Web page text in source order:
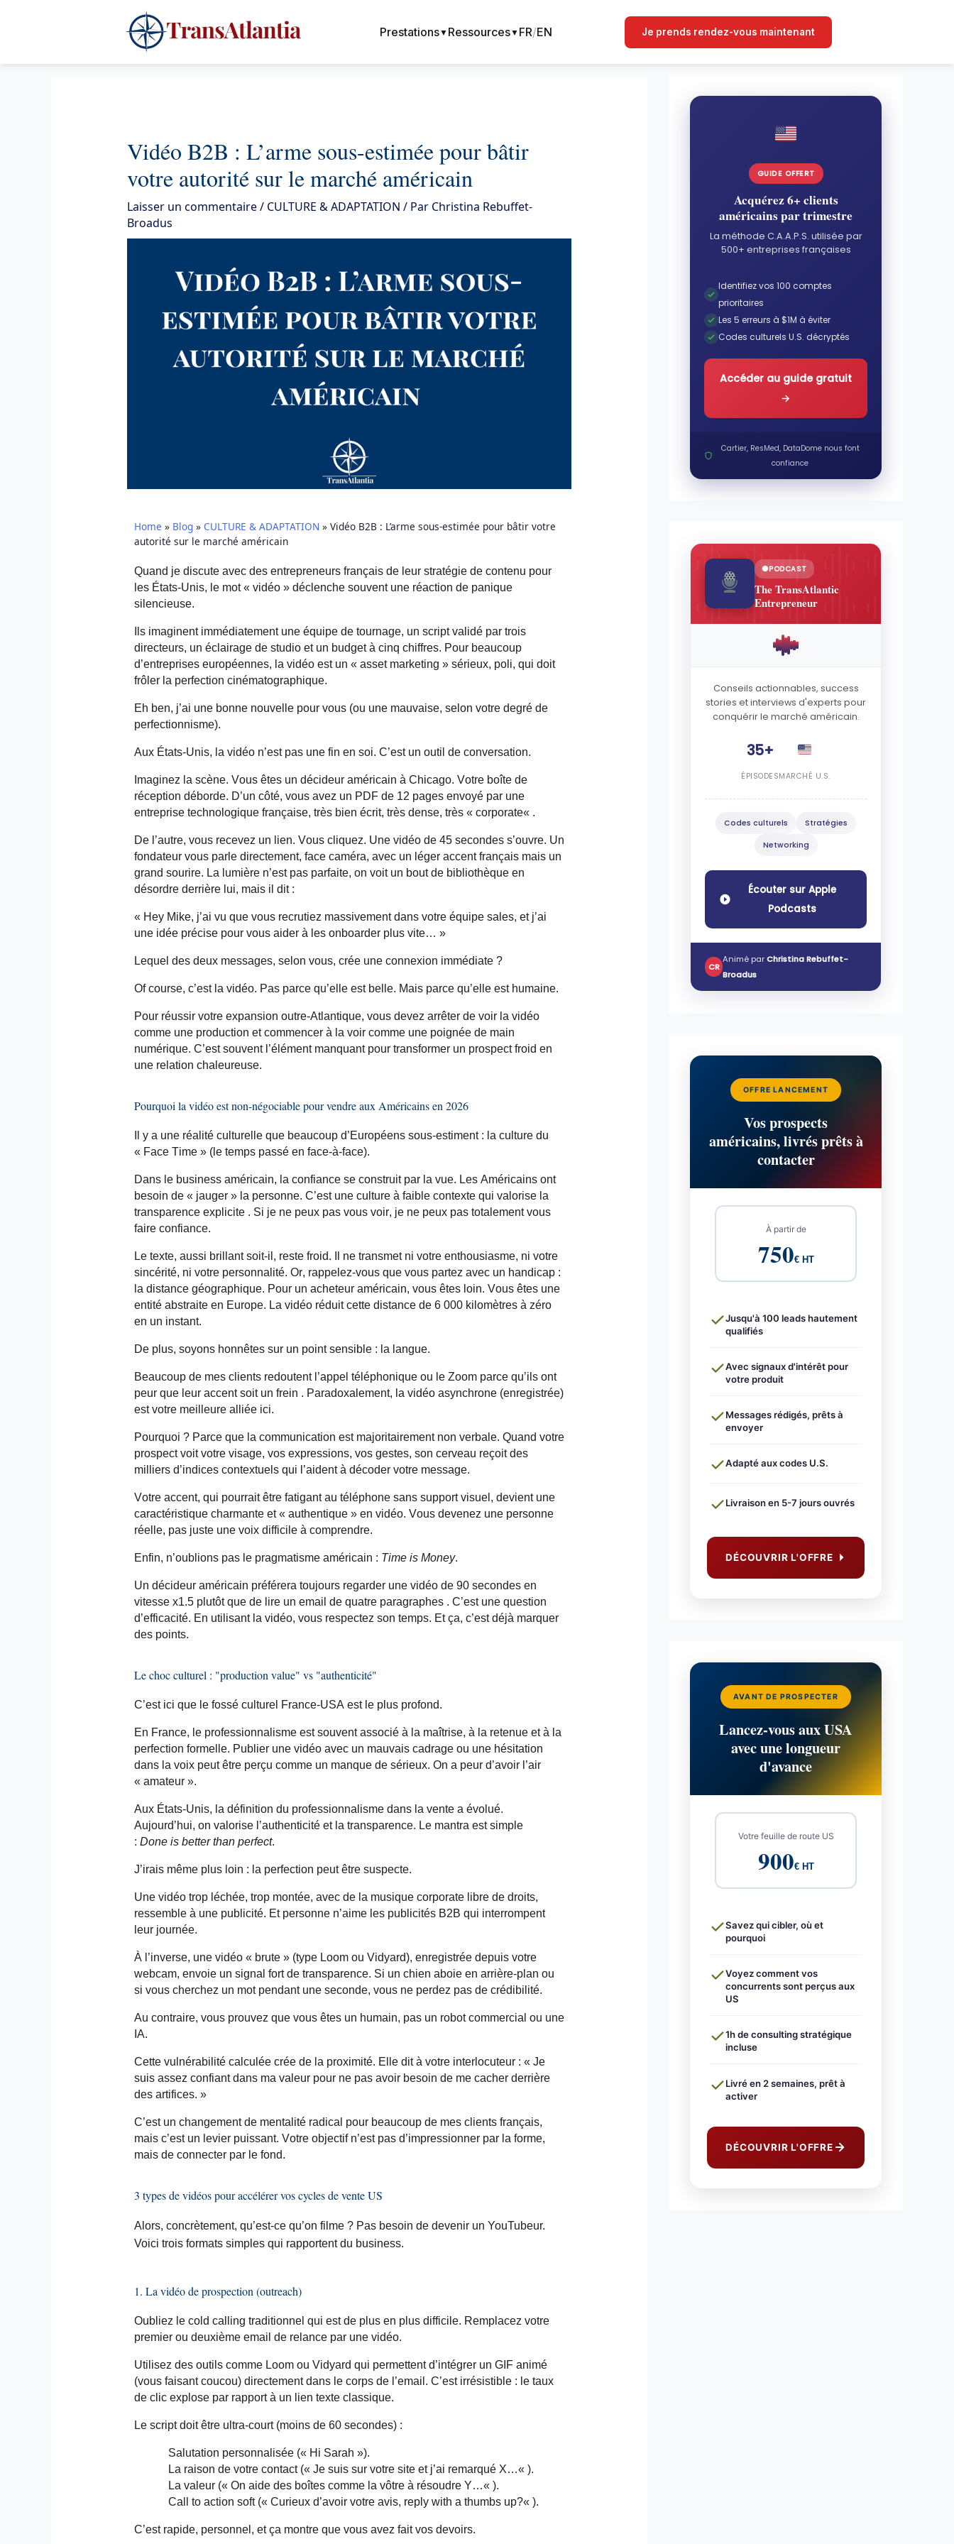
Prestations▼ Ressources▼ FR/EN Je prends rendez-vous maintenant
Vidéo B2B : L’arme sous-estimée pour bâtir
votre autorité sur le marché américain
Laisser un commentaire/ CULTURE & ADAPTATION / Par Christina Rebuffet-
Broadus
Home » Blog» CULTURE & ADAPTATION » Vidéo B2B : L’arme sous-estimée pour bâtir votre
autorité sur le marché américain
Quand je discute avec des entrepreneurs français de leur stratégie de contenu pour
les États-Unis, le mot « vidéo » déclenche souvent une réaction de panique
silencieuse.
Ils imaginent immédiatement une équipe de tournage, un script validé par trois
directeurs, un éclairage de studio et un budget à cinq chiffres. Pour beaucoup
d’entreprises européennes, la vidéo est un « asset marketing » sérieux, poli, qui doit
frôler la perfection cinématographique.
Eh ben, j’ai une bonne nouvelle pour vous (ou une mauvaise, selon votre degré de
perfectionnisme).
Aux États-Unis, la vidéo n’est pas une fin en soi. C’est un outil de conversation.
Imaginez la scène. Vous êtes un décideur américain à Chicago. Votre boîte de
réception déborde. D’un côté, vous avez un PDF de 12 pages envoyé par une
entreprise technologique française, très bien écrit, très dense, très « corporate« .
De l’autre, vous recevez un lien. Vous cliquez. Une vidéo de 45 secondes s’ouvre. Un
fondateur vous parle directement, face caméra, avec un léger accent français mais un
grand sourire. La lumière n’est pas parfaite, on voit un bout de bibliothèque en
désordre derrière lui, mais il dit :
« Hey Mike, j’ai vu que vous recrutiez massivement dans votre équipe sales, et j’ai
une idée précise pour vous aider à les onboarderplus vite… »
Lequel des deux messages, selon vous, crée une connexion immédiate ?
Of course, c’est la vidéo. Pas parce qu’elle est belle. Mais parce qu’elle est humaine.
Pour réussir votre expansion outre-Atlantique, vous devez arrêter de voir la vidéo
comme une production et commencer à la voir comme une poignée de main
numérique. C’est souvent l’élément manquant pour transformer un prospect froid en
une relation chaleureuse.
Pourquoi la vidéo est non-négociable pour vendre aux Américains en 2026
Il y a une réalité culturelle que beaucoup d’Européens sous-estiment : la culture du
« Face Time » (le temps passé en face-à-face).
Dans le business américain, la confiance se construit par la vue. Les Américains ont
besoin de « jauger » la personne. C’est une culture à faible contexte qui valorise la
transparence explicite . Si je ne peux pas vous voir, je ne peux pas totalement vous
faire confiance.
Le texte, aussi brillant soit-il, reste froid. Il ne transmet ni votre enthousiasme, ni votre
sincérité, ni votre personnalité. Or, rappelez-vous que vous partez avec un handicap :
la distance géographique. Pour un acheteur américain, vous êtes loin. Vous êtes une
entité abstraite en Europe. La vidéo réduit cette distance de 6 000 kilomètres à zéro
en un instant.
De plus, soyons honnêtes sur un point sensible : la langue.
Beaucoup de mes clients redoutent l’appel téléphonique ou le Zoom parce qu’ils ont
peurque leur accent soit un frein . Paradoxalement, la vidéo asynchrone (enregistrée)
est votre meilleure alliée ici.
Pourquoi ? Parce que la communication est majoritairement non verbale. Quand votre
prospect voit votre visage, vos expressions, vos gestes, son cerveau reçoit des
milliers d’indices contextuels qui l’aident à décoder votre message.
Votre accent, qui pourrait être fatigant au téléphone sans support visuel, devient une
caractéristique charmante et « authentique » en vidéo. Vous devenez une personne
réelle, pas juste une voix difficile à comprendre.
Enfin, n’oublions pas le pragmatisme américain : Time isMoney.
Un décideur américain préférera toujours regarder une vidéo de 90 secondes en
vitesse x1.5 plutôt que de lire un email de quatre paragraphes . C’est une question
d’efficacité. En utilisant la vidéo, vous respectez son temps. Et ça, c’est déjà marquer
des points.
Le choc culturel : "production value" vs "authenticité"
C’est ici que le fossé culturel France-USA est le plus profond.
En France, le professionnalisme est souvent associé à la maîtrise, à la retenue et à la
perfection formelle. Publier une vidéo avec un mauvais cadrage ou une hésitation
dans la voix peut être perçu comme un manque de sérieux. On a peur d’avoir l’air
« amateur ».
Aux États-Unis, la définition du professionnalisme dans la vente a évolué.
Aujourd’hui, on valorise l’authenticité et la transparence. Le mantra est simple
: Done is better than perfect.
J’irais même plus loin : la perfection peut être suspecte.
Une vidéo trop léchée, trop montée, avec de la musique corporatelibre de droits,
ressemble à une publicité. Et personne n’aime les publicités B2B qui interrompent
leur journée.
À l’inverse, une vidéo « brute » (type Loomou Vidyard), enregistrée depuis votre
webcam, envoie un signal fort de transparence. Si un chien aboie en arrière-plan ou
si vous cherchez un mot pendant une seconde, vous ne perdez pas de crédibilité.
Au contraire, vous prouvez que vous êtes un humain, pas un robot commercial ou une
IA.
Cette vulnérabilité calculée crée de la proximité. Elle dit à votre interlocuteur : « Je
suis assez confiant dans ma valeur pour ne pas avoir besoin de me cacher derrière
des artifices. »
C’est un changement de mentalité radical pour beaucoup de mes clients français,
mais c’est un levier puissant. Votre objectif n’est pas d’impressionner par la forme,
mais de connecter par le fond.
3 types de vidéos pour accélérer vos cycles de vente US
Alors, concrètement, qu’est-ce qu’on filme ? Pas besoin de devenir un YouTubeur.
Voici trois formats simples qui rapportent du business.
1. La vidéo de prospection (outreach)
Oubliez le cold calling traditionnel qui est de plus en plus difficile. Remplacez votre
premier ou deuxième email de relance par une vidéo.
Utilisez des outils comme Loomou Vidyard qui permettent d’intégrer un GIF animé
(vous faisant coucou) directement dans le corps de l’email . C’est irrésistible : le taux
de clic explose par rapport à un lien texte classique.
Le script doit être ultra-court (moins de 60 secondes) :
Salutation personnalisée (« Hi Sarah »).
La raison de votre contact (« Je suis sur votre site et j’ai remarqué X…« ).
La valeur (« On aide des boîtes comme la vôtre à résoudre Y…« ).
Call to action soft (« Curieux d’avoir votre avis, reply with a thumbs up?« ).
C’est rapide, personnel, et ça montre que vous avez fait vos devoirs.
GUIDE OFFERT
Acquérez 6+ clients
américains par trimestre
La méthode C.A.A.P.S. utilisée par
500+ entreprises françaises
Identifiez vos 100 comptes
prioritaires
Les 5 erreurs à $1M à éviter
Codes culturels U.S. décryptés
Accéder au guide gratuit
→
Cartier, ResMed, DataDome nous font
confiance
PODCAST
The TransAtlantic
Entrepreneur
Conseils actionnables, success
stories et interviews d'experts pour
conquérir le marché américain.
35+
ÉPISODESMARCHÉ U.S.
Codes culturels Stratégies
Networking
Écouter sur Apple
Podcasts
CR
Animé parChristina Rebuffet-
Broadus
OFFRE LANCEMENT
Vos prospects
américains, livrés prêts à
contacter
À partir de
750€ HT
Jusqu'à 100 leads hautement
qualifiés
Avec signaux d'intérêt pour
votre produit
Messages rédigés, prêts à
envoyer
Adapté aux codes U.S.
Livraison en 5-7 jours ouvrés
DÉCOUVRIR L'OFFRE
AVANT DE PROSPECTER
Lancez-vous aux USA
avec une longueur
d'avance
Votre feuille de route US
900€ HT
Savez qui cibler, où et
pourquoi
Voyez comment vos
concurrents sont perçus aux
US
1h de consulting stratégique
incluse
Livré en 2 semaines, prêt à
activer
DÉCOUVRIR L'OFFRE